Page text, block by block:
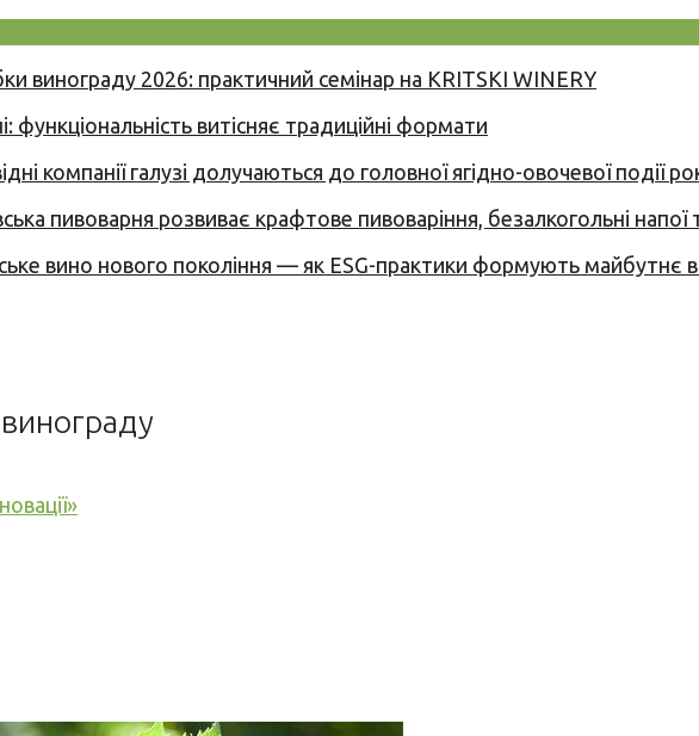
винограду 2026: практичний семінар на KRITSKI WINERY
функціональність витісняє традиційні формати
компанії галузі долучаються до головної ягідно-овочевої події
пивоварня розвиває крафтове пивоваріння, безалкогольні напої
вино нового покоління — як ESG-практики формують майбутнє